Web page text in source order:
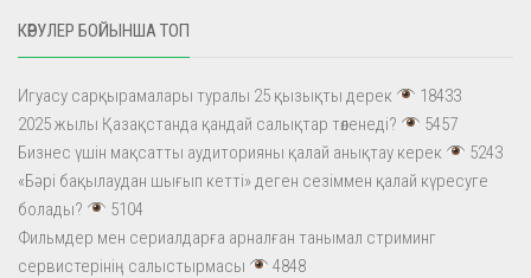
КӨРУЛЕР БОЙЫНША ТОП
Игуасу сарқырамалары туралы 25 қызықты дерек
18433
2025 жылы Қазақстанда қандай салықтар төленеді?
5457
Бизнес үшін мақсатты аудиторияны қалай анықтау керек
5243
«Бәрі бақылаудан шығып кетті» деген сезіммен қалай күресуге
болады?
5104
Фильмдер мен сериалдарға арналған танымал стриминг
сервистерінің салыстырмасы
4848